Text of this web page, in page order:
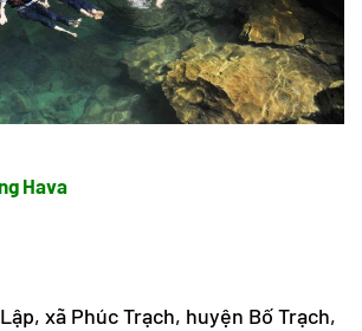
Hava
xã Phúc Trạch, huyện Bố Trạch,